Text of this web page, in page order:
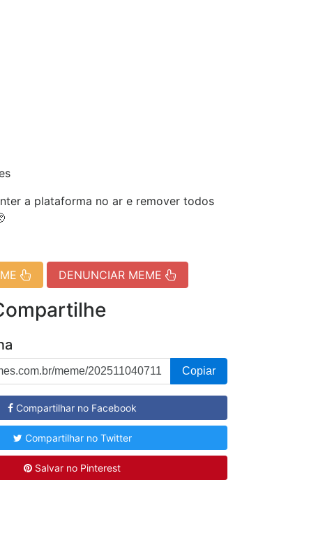
a plataforma no ar e remover todos
DENUNCIAR MEME
Copiar
Compartilhar no Facebook
Compartilhar no Twitter
Salvar no Pinterest